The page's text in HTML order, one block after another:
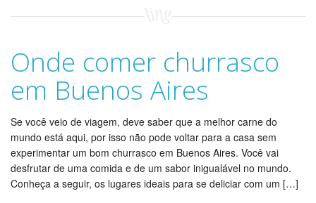
Onde comer churrasco
em Buenos Aires
Se você veio de viagem, deve saber que a melhor carne do
mundo está aqui, por isso não pode voltar para a casa sem
experimentar um bom churrasco em Buenos Aires. Você vai
desfrutar de uma comida e de um sabor inigualável no mundo.
Conheça a seguir, os lugares ideais para se deliciar com um […]